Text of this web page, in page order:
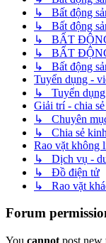
↳ Bất động
↳ Bất động
↳ BẤT
↳ BẤT
↳ Bất động
Tuyển dụng -
↳ Tuyển dụng
Giải trí - chia
↳ Chuyên
↳ Chia sẻ
Rao vặt không
↳ Dịch vụ -
↳ Đồ điện tử
↳ Rao vặt
Forum
You cannot post new